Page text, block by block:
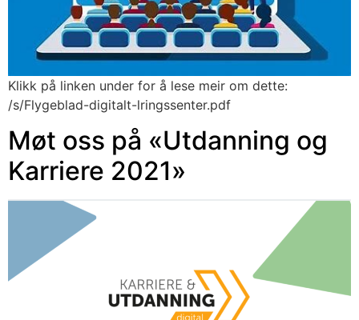
Klikk på linken under for å lese meir om dette:
/s/Flygeblad-digitalt-lringssenter.pdf
Møt oss på «Utdanning og
Karriere 2021»